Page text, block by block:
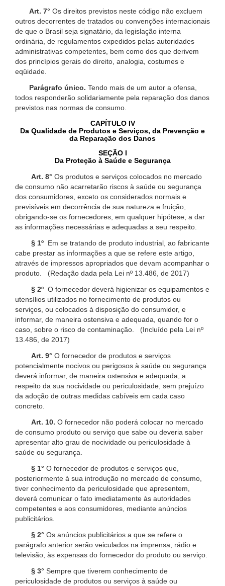
Art. 7° Os direitos previstos neste código não excluem
outros decorrentes de tratados ou convenções internacionais
de que o Brasil seja signatário, da legislação interna
ordinária, de regulamentos expedidos pelas autoridades
administrativas competentes, bem como dos que derivem
dos princípios gerais do direito, analogia, costumes e
eqüidade.
Parágrafo único. Tendo mais de um autor a ofensa,
todos responderão solidariamente pela reparação dos danos
previstos nas normas de consumo.
CAPÍTULO IV
Da Qualidade de Produtos e Serviços, da Prevenção e
da Reparação dos Danos
SEÇÃO I
Da Proteção à Saúde e Segurança
Art. 8° Os produtos e serviços colocados no mercado
de consumo não acarretarão riscos à saúde ou segurança
dos consumidores, exceto os considerados normais e
previsíveis em decorrência de sua natureza e fruição,
obrigando-se os fornecedores, em qualquer hipótese, a dar
as informações necessárias e adequadas a seu respeito.
§ 1º Em se tratando de produto industrial, ao fabricante
cabe prestar as informações a que se refere este artigo,
através de impressos apropriados que devam acompanhar o
produto. (Redação dada pela Lei nº 13.486, de 2017)
§ 2º O fornecedor deverá higienizar os equipamentos e
utensílios utilizados no fornecimento de produtos ou
serviços, ou colocados à disposição do consumidor, e
informar, de maneira ostensiva e adequada, quando for o
caso, sobre o risco de contaminação. (Incluído pela Lei nº
13.486, de 2017)
Art. 9° O fornecedor de produtos e serviços
potencialmente nocivos ou perigosos à saúde ou segurança
deverá informar, de maneira ostensiva e adequada, a
respeito da sua nocividade ou periculosidade, sem prejuízo
da adoção de outras medidas cabíveis em cada caso
concreto.
Art. 10. O fornecedor não poderá colocar no mercado
de consumo produto ou serviço que sabe ou deveria saber
apresentar alto grau de nocividade ou periculosidade à
saúde ou segurança.
§ 1° O fornecedor de produtos e serviços que,
posteriormente à sua introdução no mercado de consumo,
tiver conhecimento da periculosidade que apresentem,
deverá comunicar o fato imediatamente às autoridades
competentes e aos consumidores, mediante anúncios
publicitários.
§ 2° Os anúncios publicitários a que se refere o
parágrafo anterior serão veiculados na imprensa, rádio e
televisão, às expensas do fornecedor do produto ou serviço.
§ 3° Sempre que tiverem conhecimento de
periculosidade de produtos ou serviços à saúde ou